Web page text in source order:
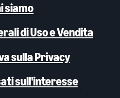
siamo
di Uso e Vendita
sulla Privacy
sull'interesse